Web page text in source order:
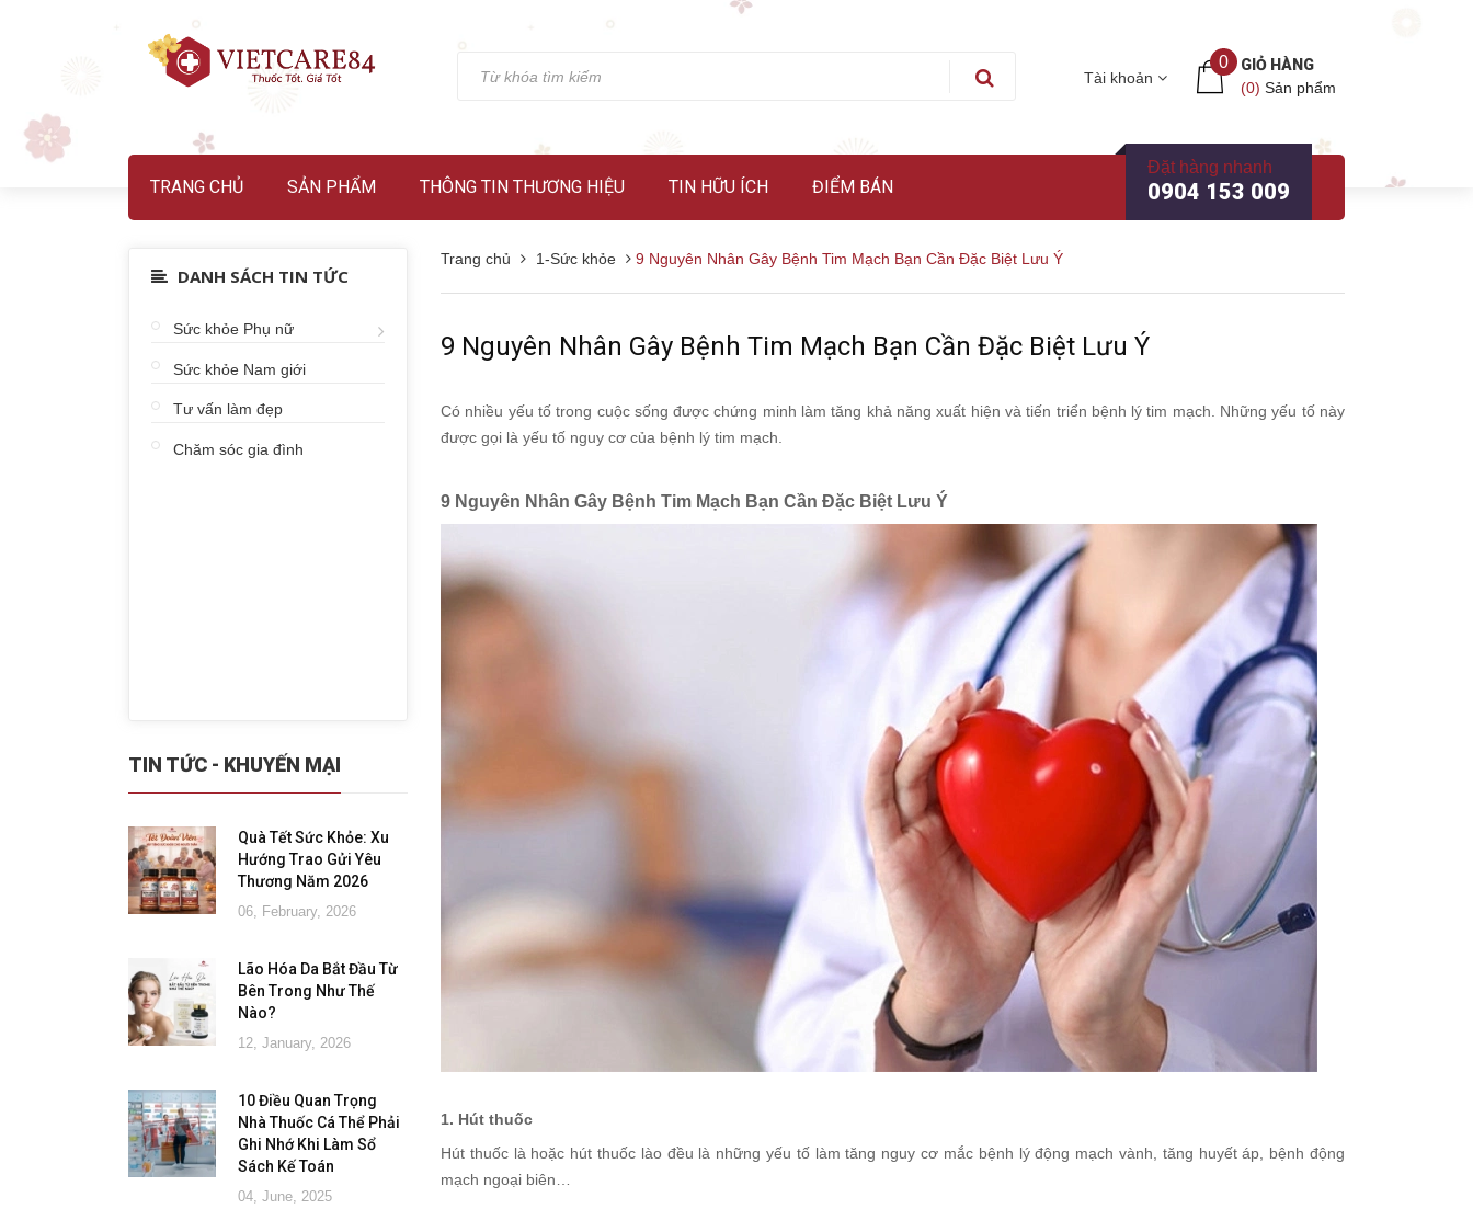
Tài khoản
0
GIỎ HÀNG
(0) Sản phẩm
TRANG CHỦ SẢN PHẨM THÔNG TIN THƯƠNG HIỆU TIN HỮU ÍCH ĐIỂM BÁN
Đặt hàng nhanh
0904 153 009
Trang chủ 1-Sức khỏe 9 Nguyên Nhân Gây Bệnh Tim Mạch Bạn Cần Đặc Biệt Lưu Ý
9 Nguyên Nhân Gây Bệnh Tim Mạch Bạn Cần Đặc Biệt Lưu Ý
Có nhiều yếu tố trong cuộc sống được chứng minh làm tăng khả năng xuất hiện và tiến triển bệnh lý tim mạch. Những yếu tố này
được gọi là yếu tố nguy cơ của bệnh lý tim mạch.
9 Nguyên Nhân Gây Bệnh Tim Mạch Bạn Cần Đặc Biệt Lưu Ý
1. Hút thuốc
Hút thuốc là hoặc hút thuốc lào đều là những yếu tố làm tăng nguy cơ mắc bệnh lý động mạch vành, tăng huyết áp, bệnh động
mạch ngoại biên…
DANH SÁCH TIN TỨC
Sức khỏe Phụ nữ
Sức khỏe Nam giới
Tư vấn làm đẹp
Chăm sóc gia đình
TIN TỨC - KHUYẾN MẠI
Quà Tết Sức Khỏe: Xu
Hướng Trao Gửi Yêu
Thương Năm 2026
06, February, 2026
Lão Hóa Da Bắt Đầu Từ
Bên Trong Như Thế
Nào?
12, January, 2026
10 Điều Quan Trọng
Nhà Thuốc Cá Thể Phải
Ghi Nhớ Khi Làm Sổ
Sách Kế Toán
04, June, 2025